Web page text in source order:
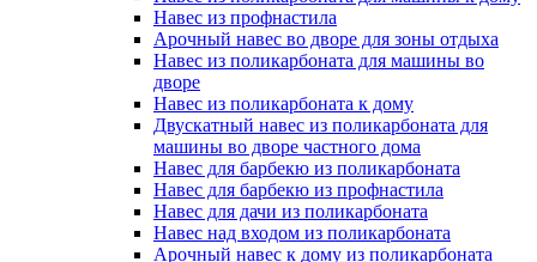
Навес из профнастила
Арочный навес во дворе для зоны отдыха
Навес из поликарбоната для машины во
дворе
Навес из поликарбоната к дому
Двускатный навес из поликарбоната для
машины во дворе частного дома
Навес для барбекю из поликарбоната
Навес для барбекю из профнастила
Навес для дачи из поликарбоната
Навес над входом из поликарбоната
Арочный навес к дому из поликарбоната